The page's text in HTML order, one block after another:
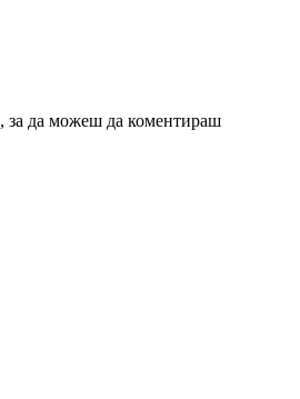
, за да можеш да коментираш